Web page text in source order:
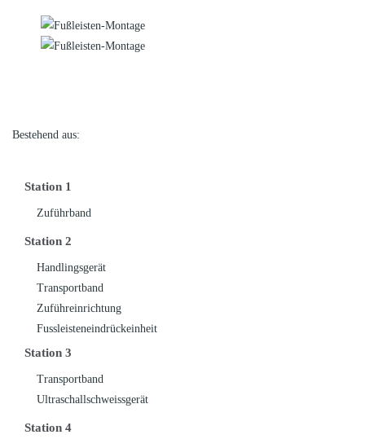
Bestehend aus:
Station 1
Zuführband
Station 2
Handlingsgerät
Transportband
Zuführeinrichtung
Fussleisteneindrückeinheit
Station 3
Transportband
Ultraschallschweissgerät
Station 4